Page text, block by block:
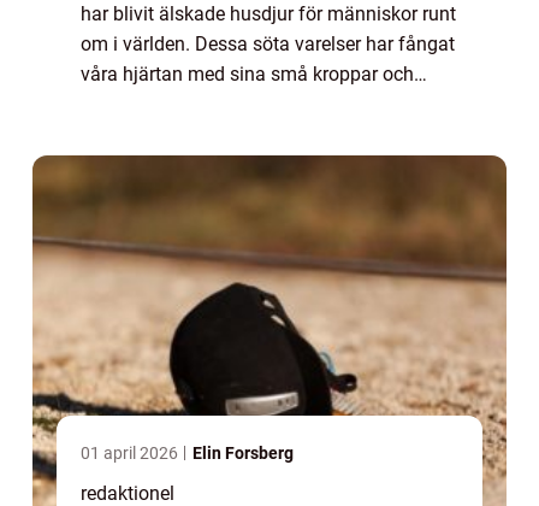
har blivit älskade husdjur för människor runt
om i världen. Dessa söta varelser har fångat
våra hjärtan med sina små kroppar och
01 april 2026 Elin Forsberg
redaktionel